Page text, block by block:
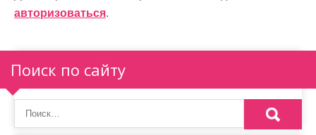
и
я
п
о
з
авторизоваться.
Поиск по сайту